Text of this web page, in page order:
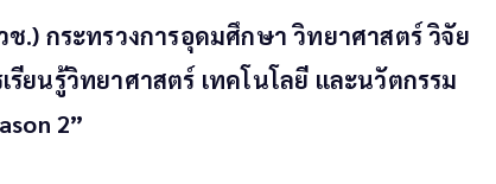
กระทรวงการอุดมศึกษา วิทยาศาสตร์ วิจัย
ยนรู้วิทยาศาสตร์ เทคโนโลยี และนวัตกรรม
2”